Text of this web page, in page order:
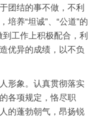
团结的事不做，不利
培养“坦诚”、“公道”的
到工作上积极配合，利
优异的成绩，以不负
形象。认真贯彻落实
各项规定，恪尽职
的蓬勃朝气，昂扬锐